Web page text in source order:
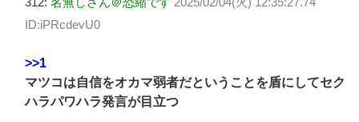
ID:iPRcdevU0
>>1
マツコは自信をオカマ弱者だということを盾にしてセク
ハラパワハラ発言が目立つ